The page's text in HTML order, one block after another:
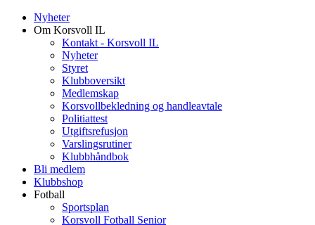
Nyheter
Om Korsvoll IL
Kontakt - Korsvoll IL
Nyheter
Styret
Klubboversikt
Medlemskap
Korsvollbekledning og handleavtale
Politiattest
Utgiftsrefusjon
Varslingsrutiner
Klubbhåndbok
Bli medlem
Klubbshop
Fotball
Sportsplan
Korsvoll Fotball Senior